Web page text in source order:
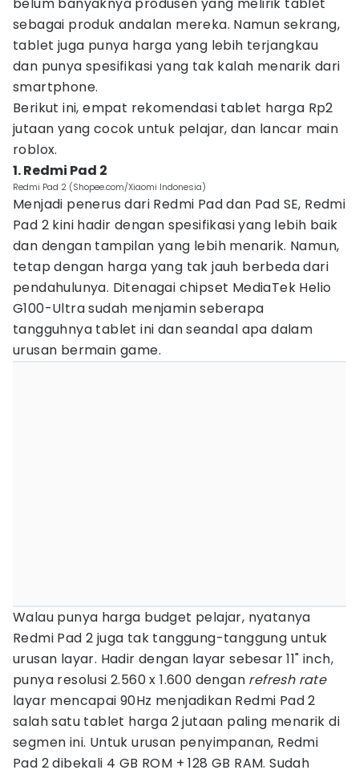
sebagai produk andalan mereka. Namun sekrang,
tablet juga punya harga yang lebih terjangkau
dan punya spesifikasi yang tak kalah menarik dari
smartphone.
Berikut ini, empat rekomendasi tablet harga Rp2
jutaan yang cocok untuk pelajar, dan lancar main
roblox.
1. Redmi Pad 2
Redmi Pad 2 (Shopee.com/Xiaomi Indonesia)
Menjadi penerus dari Redmi Pad dan Pad SE, Redmi
Pad 2 kini hadir dengan spesifikasi yang lebih baik
dan dengan tampilan yang lebih menarik. Namun,
tetap dengan harga yang tak jauh berbeda dari
pendahulunya. Ditenagai chipset MediaTek Helio
G100-Ultra sudah menjamin seberapa
tangguhnya tablet ini dan seandal apa dalam
urusan bermain game.
Walau punya harga budget pelajar, nyatanya
Redmi Pad 2 juga tak tanggung-tanggung untuk
urusan layar. Hadir dengan layar sebesar 11" inch,
punya resolusi 2.560 x 1.600 dengan refresh rate
layar mencapai 90Hz menjadikan Redmi Pad 2
salah satu tablet harga 2 jutaan paling menarik di
segmen ini. Untuk urusan penyimpanan, Redmi
Pad 2 dibekali 4 GB ROM + 128 GB RAM. Sudah